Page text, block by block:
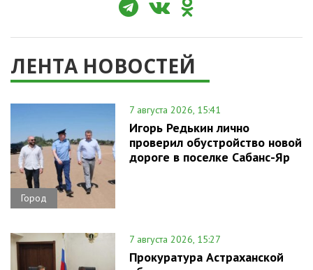
ЛЕНТА НОВОСТЕЙ
Город
7 августа 2026, 15:41
Игорь Редькин лично
проверил обустройство новой
дороге в поселке Сабанс-Яр
7 августа 2026, 15:27
Прокуратура Астраханской